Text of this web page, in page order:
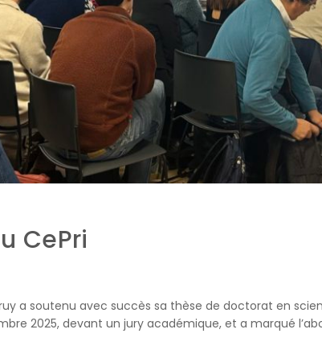
CePri
a soutenu avec succès sa thèse de doctorat en
2025, devant un jury académique, et a marqué